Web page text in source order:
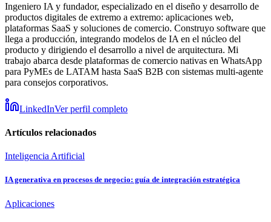
Ingeniero IA y fundador, especializado en el diseño y desarrollo de
productos digitales de extremo a extremo: aplicaciones web,
plataformas SaaS y soluciones de comercio. Construyo software que
llega a producción, integrando modelos de IA en el núcleo del
producto y dirigiendo el desarrollo a nivel de arquitectura. Mi
trabajo abarca desde plataformas de comercio nativas en WhatsApp
para PyMEs de LATAM hasta SaaS B2B con sistemas multi-agente
para consejos corporativos.
LinkedInVer perfil completo
Artículos relacionados
Inteligencia Artificial
IA generativa en procesos de negocio: guía de integración estratégica
Aplicaciones